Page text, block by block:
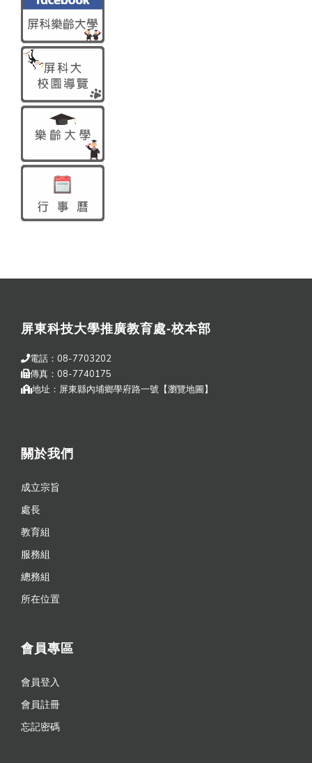
屏東科技大學推廣教育處-校本部
電話：08-7703202
傳真：08-7740175
地址：屏東縣內埔鄉學府路一號【瀏覽地圖】
關於我們
成立宗旨
處長
教育組
服務組
總務組
所在位置
會員專區
會員登入
會員註冊
忘記密碼